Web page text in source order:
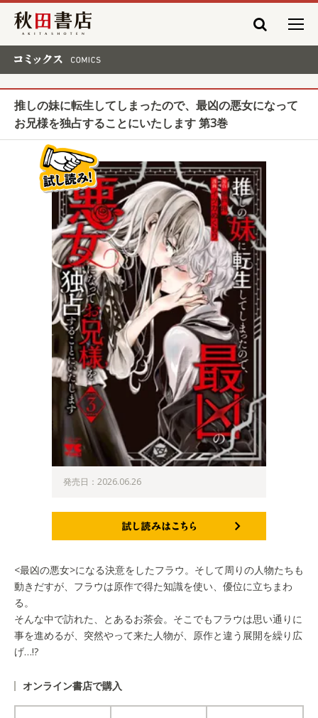
秋田書店
推しの妹に転生してしまったので、最凶の悪女になって
お兄様を独占することにいたします 第3巻
発売日：2026.06.26
<最凶の悪女>になる決意をしたフラウ。そして周りの人物たちも
動きだすが、フラウは原作で得た知識を使い、優位に立ちまわ
る。
そんな中で訪れた、とあるお茶会。そこでもフラウは思い通りに
事を進めるが、突然やって来た人物が、原作と違う展開を繰り広
げ…!?
オンライン書店で購入